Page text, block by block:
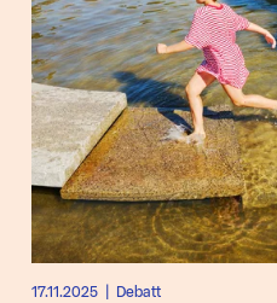
17.11.2025 | Debatt